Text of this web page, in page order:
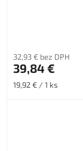
32,93 € bez DPH
39,84 €
Jednotková
19,92 € / 1 ks